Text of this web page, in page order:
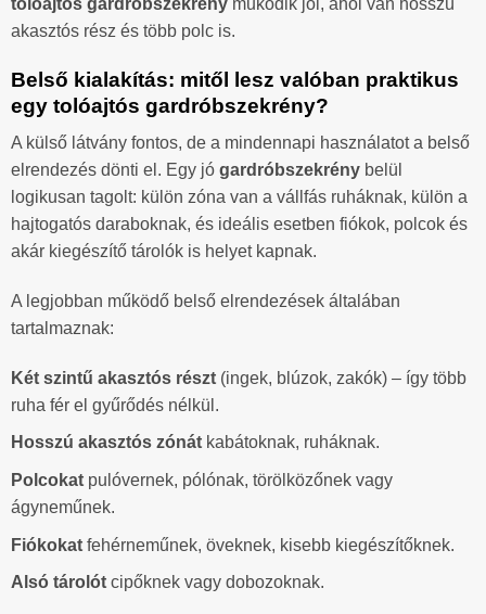
akasztós rész és több polc is.
Belső kialakítás: mitől lesz valóban praktikus
egy tolóajtós gardróbszekrény?
A külső látvány fontos, de a mindennapi használatot a belső
elrendezés dönti el. Egy jó gardróbszekrény belül
logikusan tagolt: külön zóna van a vállfás ruháknak, külön a
hajtogatós daraboknak, és ideális esetben fiókok, polcok és
akár kiegészítő tárolók is helyet kapnak.
A legjobban működő belső elrendezések általában
tartalmaznak:
Két szintű akasztós részt (ingek, blúzok, zakók) – így több
ruha fér el gyűrődés nélkül.
Hosszú akasztós zónát kabátoknak, ruháknak.
Polcokat pulóvernek, pólónak, törölközőnek vagy
ágyneműnek.
Fiókokat fehérneműnek, öveknek, kisebb kiegészítőknek.
Alsó tárolót cipőknek vagy dobozoknak.